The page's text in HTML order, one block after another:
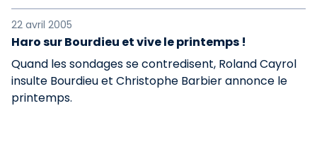
22 avril 2005
Haro sur Bourdieu et vive le printemps !
Quand les sondages se contredisent, Roland Cayrol
insulte Bourdieu et Christophe Barbier annonce le
printemps.